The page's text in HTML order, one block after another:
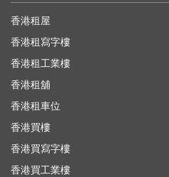
香港租屋
香港租寫字樓
香港租工業樓
香港租舖
香港租車位
香港買樓
香港買寫字樓
香港買工業樓